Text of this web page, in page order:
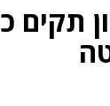
תקים